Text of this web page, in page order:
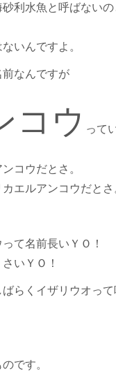
利水魚と呼ばない
いんですよ。
なんですが
コウ って
コウだとさ。
エルアンコウだとさ
て名前長いＹＯ！
いＹＯ！
らくイザリウオっ
です。